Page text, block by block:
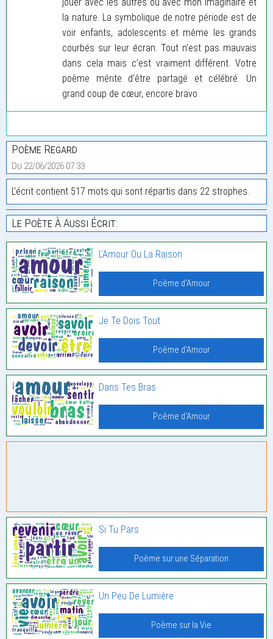
la nature. La symbolique de notre période est de
voir enfants, adolescents et même les grands
courbés sur leur écran. Tout n’est pas mauvais
dans cela mais c’est vraiment différent. Votre
poème mérite d’être partagé et célébré. Un
grand coup de cœur, encore bravo.
Poème Regard
Du 22/06/2026 07:33
L'écrit contient 517 mots qui sont répartis dans 22 strophes.
Le Poète À Aussi Écrit:
L’Amour Ou La Raison
Poème d'Amour
Je Te Dois Tout
Poème d'Amour
Dans Tes Bras
Poème d'Amour
Si Tu Pars
Poème sur une Séparation
Un Peu De Lumière
Poème sur la Vie